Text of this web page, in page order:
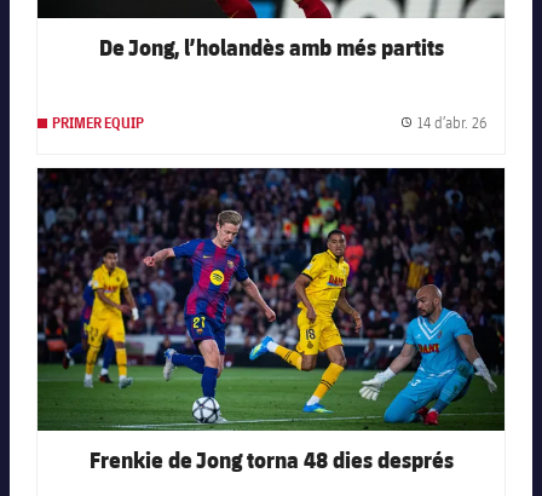
De Jong, l’holandès amb més partits
PRIMER EQUIP Data de
14 d’abr. 26
FC Barcelona club badge
Frenkie de Jong torna 48 dies després